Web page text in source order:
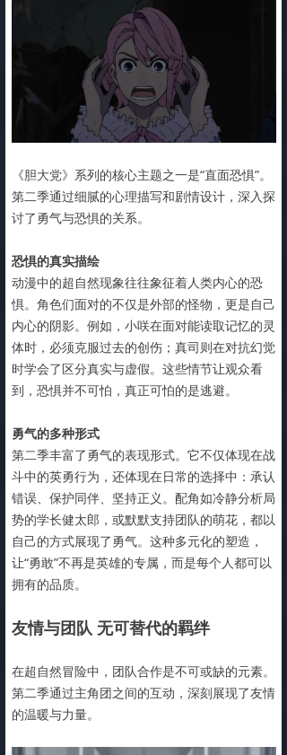
《胆大党》系列的核心主题之一是“直面恐惧”。
第二季通过细腻的心理描写和剧情设计，深入探
讨了勇气与恐惧的关系。
恐惧的真实描绘
动漫中的超自然现象往往象征着人类内心的恐
惧。角色们面对的不仅是外部的怪物，更是自己
内心的阴影。例如，小咲在面对能读取记忆的灵
体时，必须克服过去的创伤；真司则在对抗幻觉
时学会了区分真实与虚假。这些情节让观众看
到，恐惧并不可怕，真正可怕的是逃避。
勇气的多种形式
第二季丰富了勇气的表现形式。它不仅体现在战
斗中的英勇行为，还体现在日常的选择中：承认
错误、保护同伴、坚持正义。配角如冷静分析局
势的学长健太郎，或默默支持团队的萌花，都以
自己的方式展现了勇气。这种多元化的塑造，
让“勇敢”不再是英雄的专属，而是每个人都可以
拥有的品质。
友情与团队 无可替代的羁绊
在超自然冒险中，团队合作是不可或缺的元素。
第二季通过主角团之间的互动，深刻展现了友情
的温暖与力量。